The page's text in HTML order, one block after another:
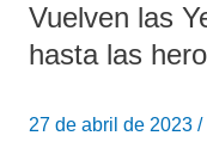
Vuelven las
hasta las
27 de abril de 2023 /